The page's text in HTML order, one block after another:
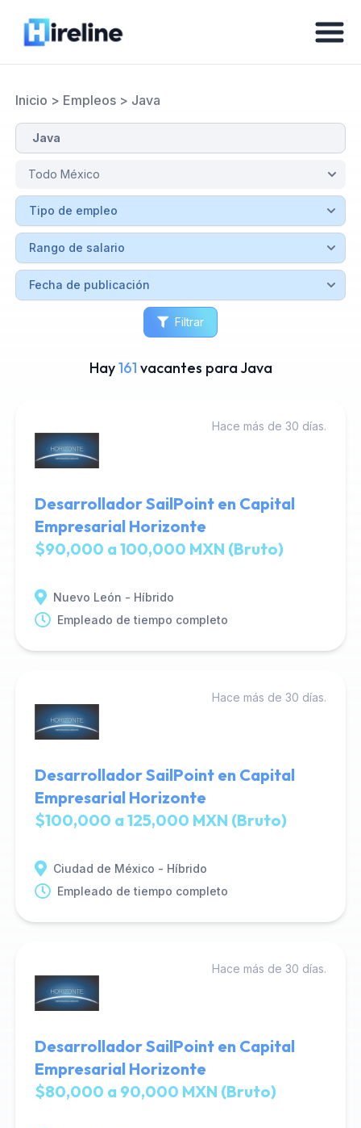
Inicio > Empleos> Java
Filtrar
Hay161 vacantes para Java
Hace más de 30 días.
Desarrollador SailPoint en Capital
Empresarial Horizonte
$90,000 a 100,000 MXN (Bruto)
Nuevo León - Híbrido
Empleado de tiempo completo
Hace más de 30 días.
Desarrollador SailPoint en Capital
Empresarial Horizonte
$100,000 a 125,000 MXN (Bruto)
Ciudad de México - Híbrido
Empleado de tiempo completo
Hace más de 30 días.
Desarrollador SailPoint en Capital
Empresarial Horizonte
$80,000 a 90,000 MXN (Bruto)